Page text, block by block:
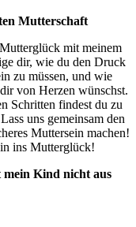
Mutterschaft
mit meinem
dir, wie du den Druck
zu müssen, und wie
von Herzen wünschst.
Schritten findest du zu
uns gemeinsam den
Muttersein machen!
ins Mutterglück!
Kind nicht aus